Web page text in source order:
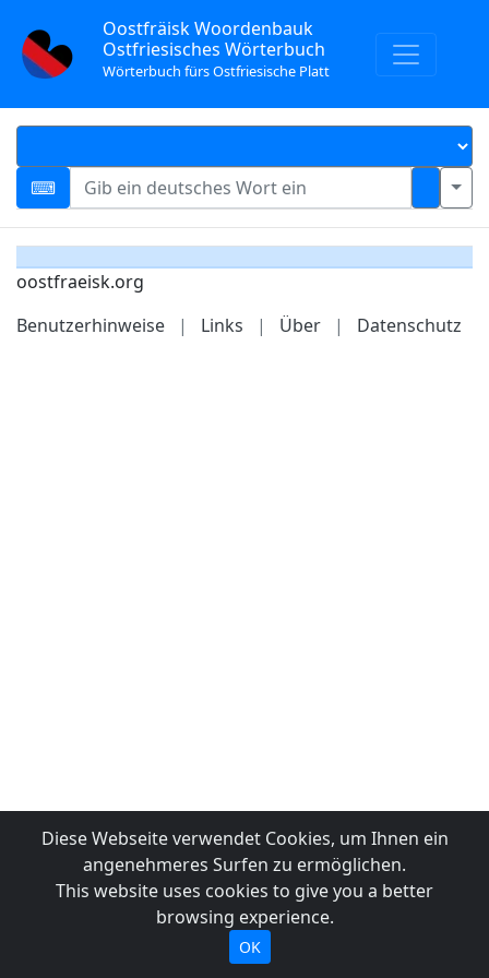
Oostfräisk Woordenbauk
Ostfriesisches Wörterbuch
Wörterbuch fürs Ostfriesische Platt
oostfraeisk.org
Benutzerhinweise
| Links | Über | Datenschutz
Diese Webseite verwendet Cookies, um Ihnen ein
angenehmeres Surfen zu ermöglichen.
This website uses cookies to give you a better
browsing experience.
OK